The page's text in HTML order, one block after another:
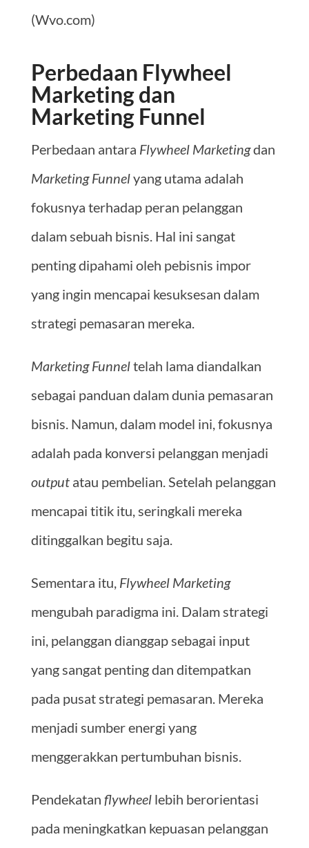
(Wvo.com)
Perbedaan Flywheel
Marketing dan
Marketing Funnel
Perbedaan antara Flywheel Marketingdan
Marketing Funnelyang utama adalah
fokusnya terhadap peran pelanggan
dalam sebuah bisnis. Hal ini sangat
penting dipahami oleh pebisnis impor
yang ingin mencapai kesuksesan dalam
strategi pemasaran mereka.
Marketing Funneltelah lama diandalkan
sebagai panduan dalam dunia pemasaran
bisnis. Namun, dalam model ini, fokusnya
adalah pada konversi pelanggan menjadi
output atau pembelian. Setelah pelanggan
mencapai titik itu, seringkali mereka
ditinggalkan begitu saja.
Sementara itu,Flywheel Marketing
mengubah paradigma ini. Dalam strategi
ini, pelanggan dianggap sebagai input
yang sangat penting dan ditempatkan
pada pusat strategi pemasaran. Mereka
menjadi sumber energi yang
menggerakkan pertumbuhan bisnis.
Pendekatan flywheellebih berorientasi
pada meningkatkan kepuasan pelanggan